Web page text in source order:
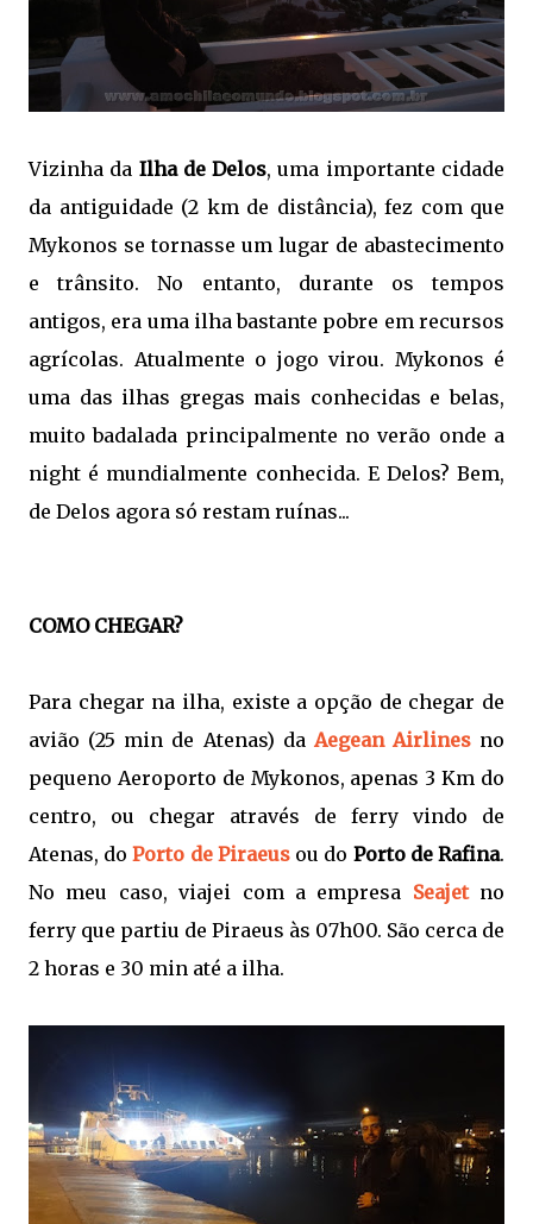
Vizinha da Ilha de Delos, uma importante cidade
da antiguidade (2 km de distância), fez com que
Mykonos se tornasse um lugar de abastecimento
e trânsito. No entanto, durante os tempos
antigos, era uma ilha bastante pobre em recursos
agrícolas. Atualmente o jogo virou. Mykonos é
uma das ilhas gregas mais conhecidas e belas,
muito badalada principalmente no verão onde a
night é mundialmente conhecida. E Delos? Bem,
de Delos agora só restam ruínas...
COMO CHEGAR?
Para chegar na ilha, existe a opção de chegar de
avião (25 min de Atenas) da Aegean Airlinesno
pequeno Aeroporto de Mykonos, apenas 3 Km do
centro, ou chegar através de ferry vindo de
Atenas, doPorto de Piraeusou do Porto de Rafina.
No meu caso, viajei com a empresa Seajetno
ferry que partiu de Piraeus às 07h00. São cerca de
2 horas e 30 min até a ilha.